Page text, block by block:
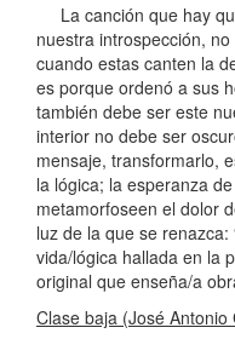
La canción que hay
nuestra introspección,
cuando estas canten la
es porque ordenó a sus
también debe ser este
interior no debe ser
mensaje, transformarlo,
la lógica; la esperanza
metamorfoseen el dolor
luz de la que se
vida/lógica hallada en la
original que enseña/a
Clase baja (José Antonio